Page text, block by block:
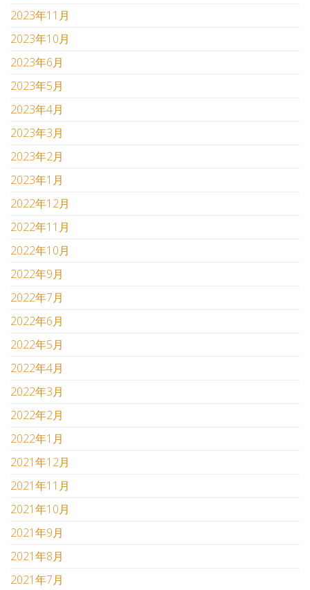
2023年11月
2023年10月
2023年6月
2023年5月
2023年4月
2023年3月
2023年2月
2023年1月
2022年12月
2022年11月
2022年10月
2022年9月
2022年7月
2022年6月
2022年5月
2022年4月
2022年3月
2022年2月
2022年1月
2021年12月
2021年11月
2021年10月
2021年9月
2021年8月
2021年7月